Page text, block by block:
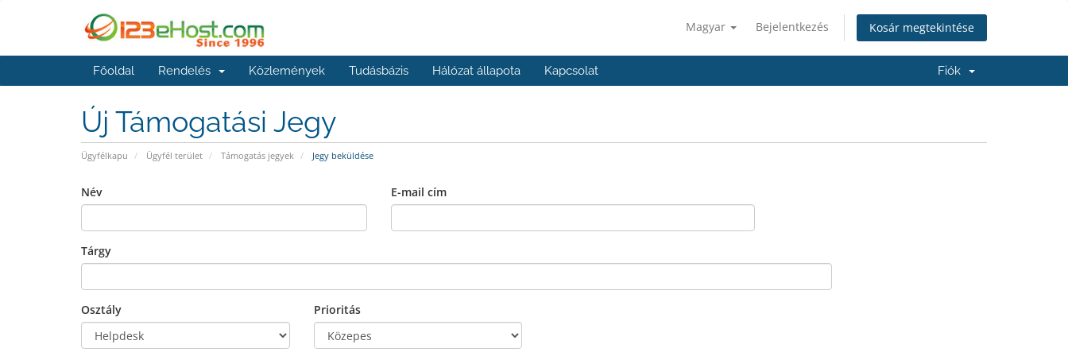
Magyar Bejelentkezés Kosár megtekintése
Főoldal Rendelés Közlemények Tudásbázis Hálózat állapota Kapcsolat Fiók
Új Támogatási Jegy
Ügyfélkapu Ügyfél terület Támogatás jegyek Jegy beküldése
Név E-mail cím
Tárgy
Osztály Prioritás